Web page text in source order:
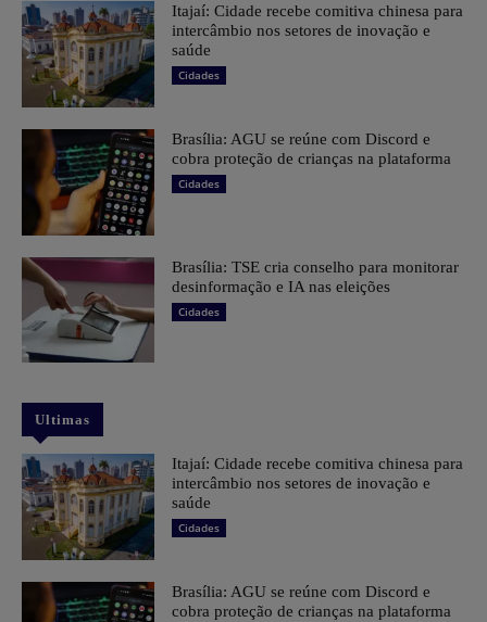
Itajaí: Cidade recebe comitiva chinesa para
intercâmbio nos setores de inovação e
saúde
Cidades
Brasília: AGU se reúne com Discord e
cobra proteção de crianças na plataforma
Cidades
Brasília: TSE cria conselho para monitorar
desinformação e IA nas eleições
Cidades
Ultimas
Itajaí: Cidade recebe comitiva chinesa para
intercâmbio nos setores de inovação e
saúde
Cidades
Brasília: AGU se reúne com Discord e
cobra proteção de crianças na plataforma